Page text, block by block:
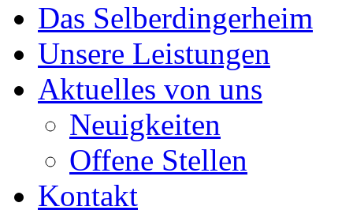
Das Selberdingerheim
Unsere Leistungen
Aktuelles von uns
Neuigkeiten
Offene Stellen
Kontakt